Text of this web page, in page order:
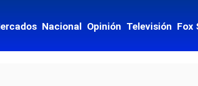
Nacional Opinión Televisión Fox